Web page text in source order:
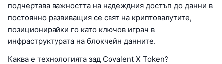
подчертава важността на надеждния достъп до данни в
постоянно развиващия се свят на криптовалутите,
позиционирайки го като ключов играч в
инфраструктурата на блокчейн данните.
Каква е технологията зад Covalent X Token?